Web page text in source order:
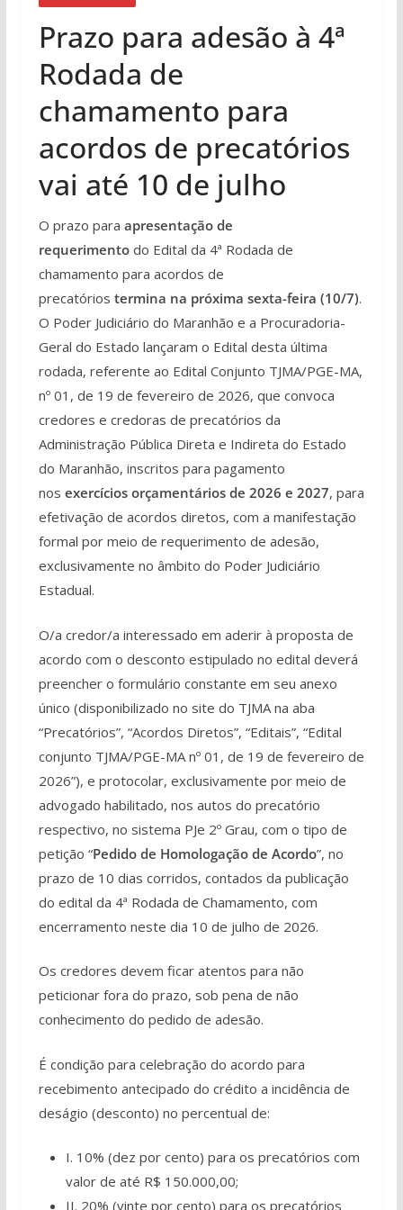
Prazo para adesão à 4ª
Rodada de
chamamento para
acordos de precatórios
vai até 10 de julho
O prazo para apresentação de
requerimentodo Edital da 4ª Rodada de
chamamento para acordos de
precatórios termina na próxima sexta-feira (10/7).
O Poder Judiciário do Maranhão e a Procuradoria-
Geral do Estado lançaram o Edital desta última
rodada, referente ao Edital Conjunto TJMA/PGE-MA,
nº 01, de 19 de fevereiro de 2026, que convoca
credores e credoras de precatórios da
Administração Pública Direta e Indireta do Estado
do Maranhão, inscritos para pagamento
nos exercícios orçamentários de 2026 e 2027, para
efetivação de acordos diretos, com a manifestação
formal por meio de requerimento de adesão,
exclusivamente no âmbito do Poder Judiciário
Estadual.
O/a credor/a interessado em aderir à proposta de
acordo com o desconto estipulado no edital deverá
preencher o formulário constante em seu anexo
único (disponibilizado no site do TJMA na aba
“Precatórios”, “Acordos Diretos”, “Editais”, “Edital
conjunto TJMA/PGE-MA nº 01, de 19 de fevereiro de
2026”), e protocolar, exclusivamente por meio de
advogado habilitado, nos autos do precatório
respectivo, no sistema PJe 2º Grau, com o tipo de
petição “Pedido de Homologação de Acordo”, no
prazo de 10 dias corridos, contados da publicação
do edital da 4ª Rodada de Chamamento, com
encerramento neste dia 10 de julho de 2026.
Os credores devem ficar atentos para não
peticionar fora do prazo, sob pena de não
conhecimento do pedido de adesão.
É condição para celebração do acordo para
recebimento antecipado do crédito a incidência de
deságio (desconto) no percentual de:
I. 10% (dez por cento) para os precatórios com
valor de até R$ 150.000,00;
II. 20% (vinte por cento) para os precatórios